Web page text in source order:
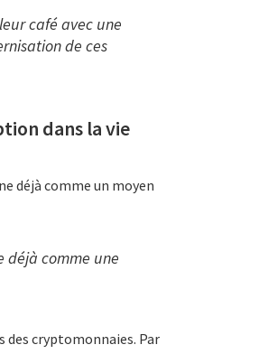
café avec une
de ces
dans la vie
déjà comme un moyen
déjà comme une
des cryptomonnaies. Par